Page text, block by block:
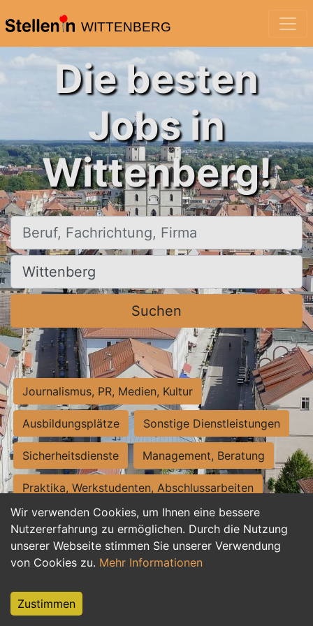
WITTENBERG
Wir verwenden Cookies, um Ihnen eine bessere
Nutzererfahrung zu ermöglichen. Durch die Nutzung
unserer Webseite stimmen Sie unserer Verwendung
von Cookies zu. Mehr Informationen
Zustimmen
Die besten
Jobs in
Wittenberg!
Beruf, Fachrichtung, Firma
Ort, Stadt
Suchen
Journalismus, PR, Medien, Kultur
Ausbildungsplätze Sonstige Dienstleistungen
Sicherheitsdienste Management, Beratung
Praktika, Werkstudenten, Abschlussarbeiten
Personalwesen Assistenz, Sekretariat
Hilfskräfte, Aushilfs- und Nebenjobs
Weiterbildung, Studium, duale Ausbildung